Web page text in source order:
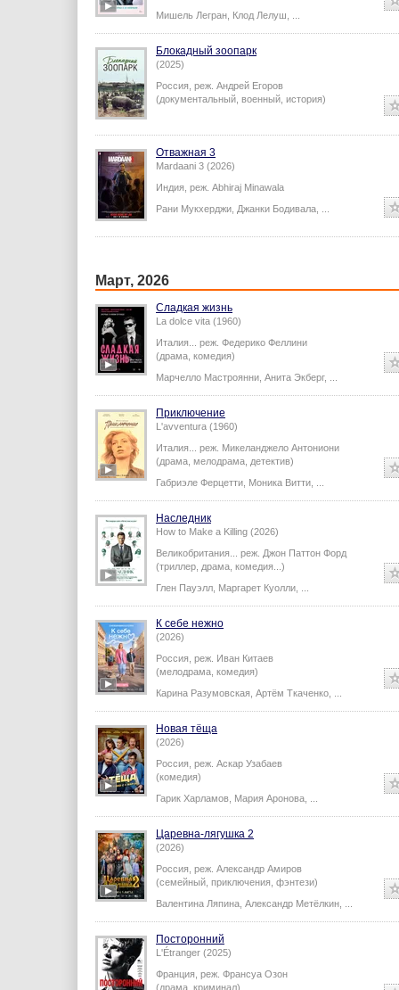
Мишель Легран Клод Лелуш
Блокадный зоопарк
(2025)
Россия, реж. Андрей Егоров
(документальный, военный, история)
Отважная 3
Mardaani 3 (2026)
Индия, реж. Abhiraj Minawala
Рани Мукхерджи Джанки Бодивала
Март, 2026
Сладкая жизнь
La dolce vita (1960)
Италия... реж. Федерико Феллини
(драма, комедия)
Марчелло Мастроянни Анита Экберг,
Приключение
L'avventura (1960)
Италия... реж. Микеланджело Антониони
(драма, мелодрама, детектив)
Габриэле Ферцетти Моника Витти
Наследник
How to Make a Killing (2026)
Великобритания... реж. Джон Паттон Форд
(триллер, драма, комедия...)
Глен Пауэлл Маргарет Куолли
К себе нежно
(2026)
Россия, реж. Иван Китаев
(мелодрама, комедия)
Карина Разумовская Артём Ткаченко
Новая тёща
(2026)
Россия, реж. Аскар Узабаев
(комедия)
Гарик Харламов Мария Аронова
Царевна-лягушка 2
(2026)
Россия, реж. Александр Амиров
(семейный, приключения, фэнтези)
Валентина Ляпина Александр Метёлкин
Посторонний
L'Étranger (2025)
Франция, реж. Франсуа Озон
(драма, криминал)